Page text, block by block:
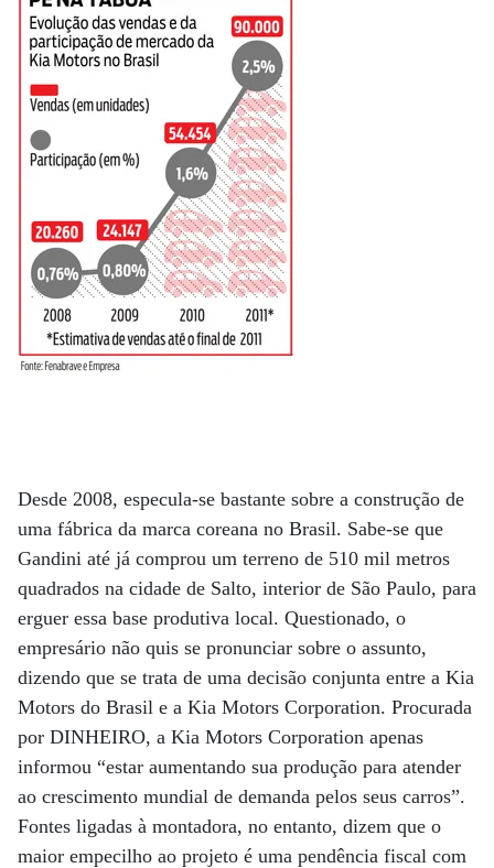
Desde 2008, especula-se bastante sobre a construção de
uma fábrica da marca coreana no Brasil. Sabe-se que
Gandini até já comprou um terreno de 510 mil metros
quadrados na cidade de Salto, interior de São Paulo, para
erguer essa base produtiva local. Questionado, o
empresário não quis se pronunciar sobre o assunto,
dizendo que se trata de uma decisão conjunta entre a Kia
Motors do Brasil e a Kia Motors Corporation. Procurada
por DINHEIRO, a Kia Motors Corporation apenas
informou “estar aumentando sua produção para atender
ao crescimento mundial de demanda pelos seus carros”.
Fontes ligadas à montadora, no entanto, dizem que o
maior empecilho ao projeto é uma pendência fiscal com